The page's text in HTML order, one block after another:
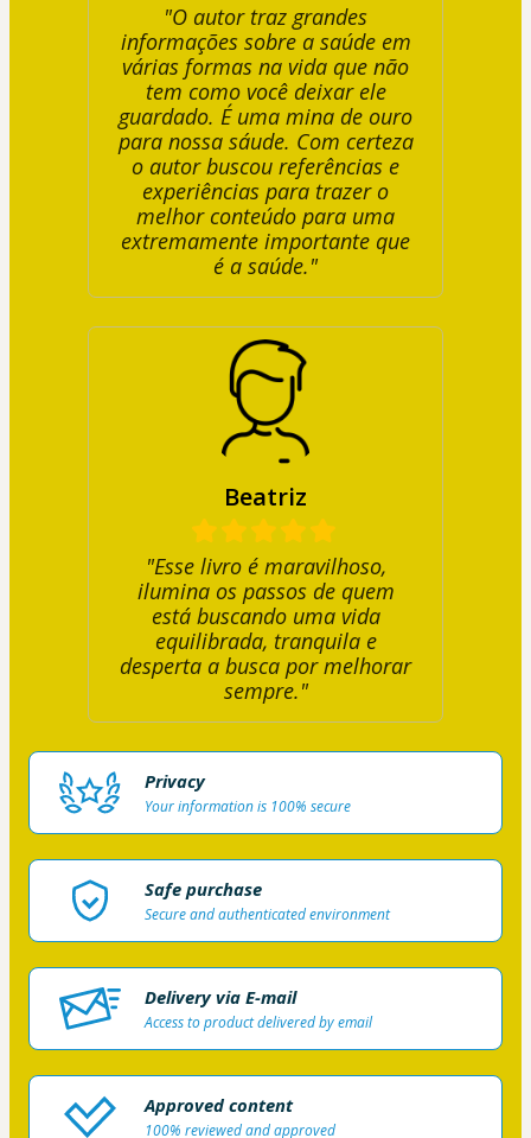
"O autor traz grandes
informações sobre a saúde em
várias formas na vida que não
tem como você deixar ele
guardado. É uma mina de ouro
para nossa sáude. Com certeza
o autor buscou referências e
experiências para trazer o
melhor conteúdo para uma
extremamente importante que
é a saúde."
Beatriz
"Esse livro é maravilhoso,
ilumina os passos de quem
está buscando uma vida
equilibrada, tranquila e
desperta a busca por melhorar
sempre."
Privacy
Your information is 100% secure
Safe purchase
Secure and authenticated environment
Delivery via E-mail
Access to product delivered by email
Approved content
100% reviewed and approved